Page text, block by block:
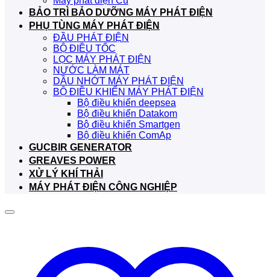
BẢO TRÌ BẢO DƯỠNG MÁY PHÁT ĐIỆN
PHỤ TÙNG MÁY PHÁT ĐIỆN
ĐẦU PHÁT ĐIỆN
BỘ ĐIỀU TỐC
LỌC MÁY PHÁT ĐIỆN
NƯỚC LÀM MÁT
DẦU NHỚT MÁY PHÁT ĐIỆN
BỘ ĐIỀU KHIỂN MÁY PHÁT ĐIỆN
Bộ điều khiển deepsea
Bộ điều khiển Datakom
Bộ điều khiển Smartgen
Bộ điều khiển ComAp
GUCBIR GENERATOR
GREAVES POWER
XỬ LÝ KHÍ THẢI
MÁY PHÁT ĐIỆN CÔNG NGHIỆP